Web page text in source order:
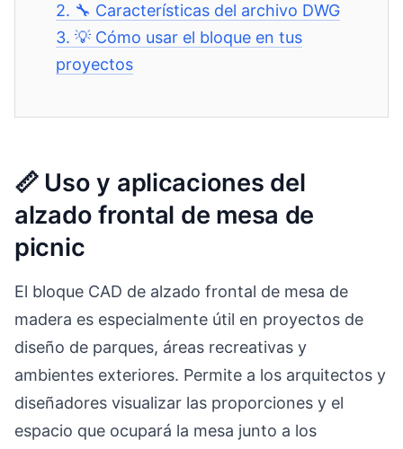
2. 🔧 Características del archivo DWG
3.💡 Cómo usar el bloque en tus
proyectos
📏 Uso y aplicaciones del
alzado frontal de mesa de
picnic
El bloque CAD de alzado frontal de mesa de
madera es especialmente útil en proyectos de
diseño de parques, áreas recreativas y
ambientes exteriores. Permite a los arquitectos y
diseñadores visualizar las proporciones y el
espacio que ocupará la mesa junto a los